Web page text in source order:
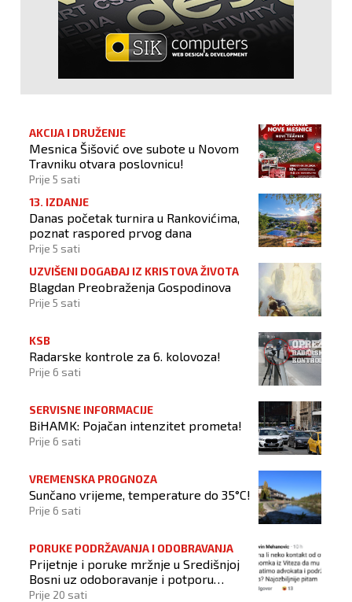
AKCIJA I DRUŽENJE
Mesnica Šišović ove subote u Novom
Travniku otvara poslovnicu!
Prije 5 sati
13. IZDANJE
Danas početak turnira u Rankovićima,
poznat raspored prvog dana
Prije 5 sati
UZVIŠENI DOGAĐAJ IZ KRISTOVA ŽIVOTA
Blagdan Preobraženja Gospodinova
Prije 5 sati
KSB
Radarske kontrole za 6. kolovoza!
Prije 6 sati
SERVISNE INFORMACIJE
BiHAMK: Pojačan intenzitet prometa!
Prije 6 sati
VREMENSKA PROGNOZA
Sunčano vrijeme, temperature do 35°C!
Prije 6 sati
PORUKE PODRŽAVANJA I ODOBRAVANJA
Prijetnje i poruke mržnje u Središnjoj
Bosni uz odoboravanje i potporu
počinitelju
Prije 20 sati